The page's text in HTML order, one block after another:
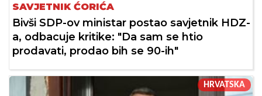
SAVJETNIK ĆORIĆA
Bivši SDP-ov ministar postao savjetnik HDZ-
a, odbacuje kritike: "Da sam se htio
prodavati, prodao bih se 90-ih"
HRVATSKA